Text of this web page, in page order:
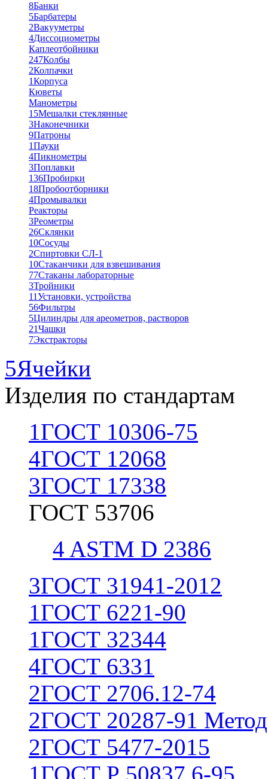
8Банки
5Барбатеры
2Вакууметры
4Диссоциометры
Каплеотбойники
247Колбы
2Колпачки
1Корпуса
Кюветы
Манометры
15Мешалки стеклянные
3Наконечники
9Патроны
1Пауки
4Пикнометры
3Поплавки
136Пробирки
18Пробоотборники
4Промывалки
Реакторы
3Реометры
26Склянки
10Сосуды
2Спиртовки СЛ-1
10Стаканчики для взвешивания
77Стаканы лабораторные
3Тройники
11Установки, устройства
56Фильтры
5Цилиндры для ареометров, растворов
21Чашки
7Экстракторы
5Ячейки
Изделия по стандартам
1ГОСТ 10306-75
4ГОСТ 12068
3ГОСТ 17338
ГОСТ 53706
4 ASTM D 2386
3ГОСТ 31941-2012
1ГОСТ 6221-90
1ГОСТ 32344
4ГОСТ 6331
2ГОСТ 2706.12-74
2ГОСТ 20287-91
2ГОСТ 5477-2015